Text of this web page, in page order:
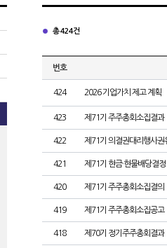
총 424건
번호
424 2026 기업가치 제고 계획
423 제71기 주주총회소집결과
422 제71기 의결권대리행사권
421 제71기 현금·현물배당결정
420 제71기 주주총회소집결의
419 제71기 주주총회소집공고
418 제70기 정기주주총회결과